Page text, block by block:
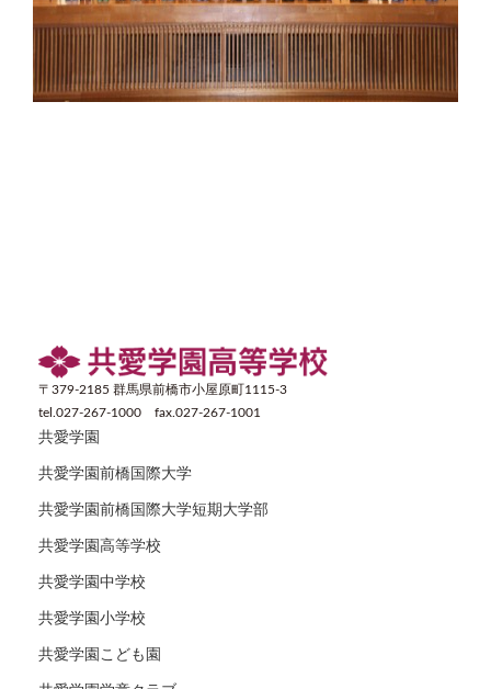
〒379-2185 群馬県前橋市小屋原町1115-3
tel.027-267-1000 fax.027-267-1001
共愛学園
共愛学園前橋国際大学
共愛学園前橋国際大学短期大学部
共愛学園高等学校
共愛学園中学校
共愛学園小学校
共愛学園こども園